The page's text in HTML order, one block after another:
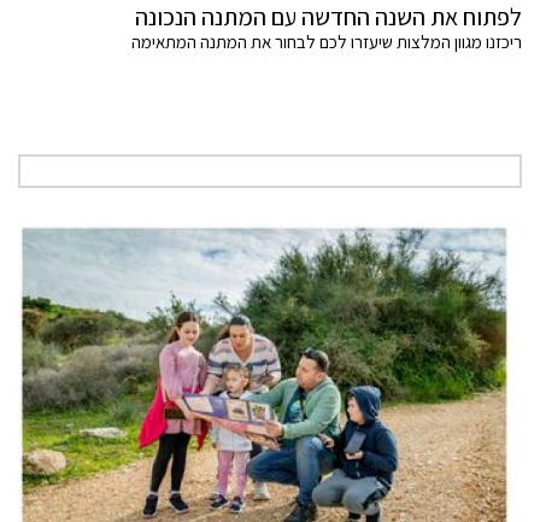
לפתוח את השנה החדשה עם המתנה הנכונה
ריכזנו מגוון המלצות שיעזרו לכם לבחור את המתנה המתאימה